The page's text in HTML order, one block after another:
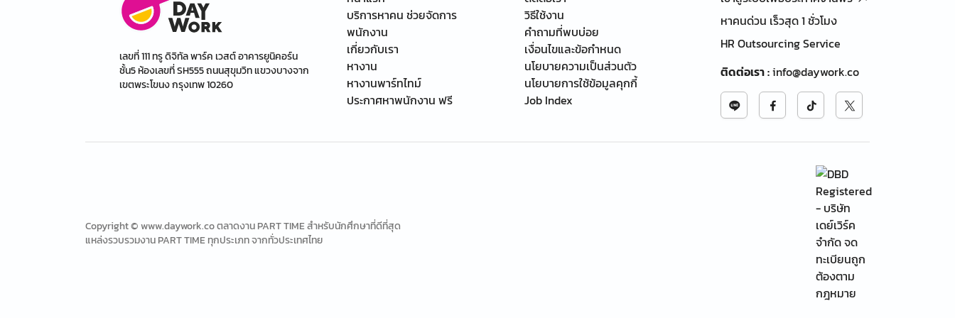
เลขที่ 111 ทรู ดิจิทัล พาร์ค เวสต์ อาคารยูนิคอร์น
ชั้น5 ห้องเลขที่ SH555 ถนนสุขุมวิท แขวงบางจาก
เขตพระโขนง กรุงเทพ 10260
บริการหาคน ช่วยจัดการ
พนักงาน
เกี่ยวกับเรา
หางาน
หางานพาร์ทไทม์
ประกาศหาพนักงาน ฟรี
วิธีใช้งาน
คำถามที่พบบ่อย
เงื่อนไขและข้อกำหนด
นโยบายความเป็นส่วนตัว
นโยบายการใช้ข้อมูลคุกกี้
Job Index
หาคนด่วน เร็วสุด 1 ชั่วโมง
HR Outsourcing Service
ติดต่อเรา:info@daywork.co
Copyright © www.daywork.co ตลาดงาน PART TIME สำหรับนักศึกษาที่ดีที่สุด
แหล่งรวบรวมงาน PART TIME ทุกประเภท จากทั่วประเทศไทย